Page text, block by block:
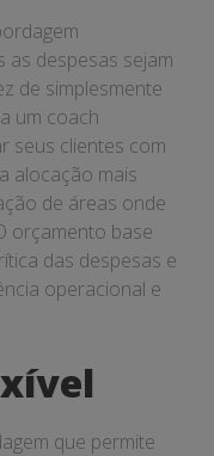
as despesas sejam
de simplesmente
um coach
seus clientes com
alocação mais
de áreas onde
orçamento base
das despesas e
operacional e
que permite